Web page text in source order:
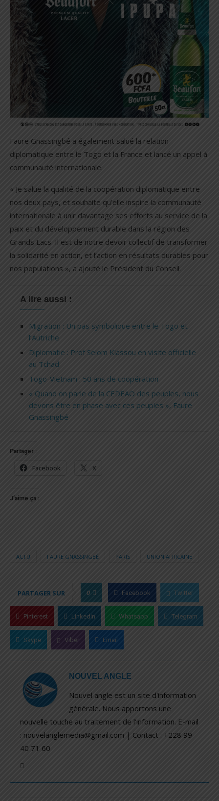
Faure Gnassingbé a également salué la relation
diplomatique entre le Togo et la France et lancé un appel à
communauté internationale.
« Je salue la qualité de la coopération diplomatique entre
nos deux pays, et souhaite qu’elle inspire la communauté
internationale à unir davantage ses efforts au service de la
paix et du développement durable dans la région des
Grands Lacs. Il est de notre devoir collectif de transformer
la solidarité en action, et l’action en résultats durables pour
nos populations », a ajouté le Président du Conseil.
A lire aussi :
Migration : Un pas symbolique entre le Togo et
l’Autriche
Diplomatie : Prof Selom Klassou en visite officielle
au Tchad
Togo-Vietnam : 50 ans de coopération
« Quand on parle de la CEDEAO des peuples, nous
devons être en phase avec ces peuples », Faure
Gnassingbé
Partager :
Facebook X
J’aime ça :
ACTU FAURE GNASSINGBÉ PARIS UNION AFRICAINE
PARTAGER SUR 0 Facebook Twitter
Pinterest Linkedin Whatsapp Telegram
Skype Viber Email
NOUVEL ANGLE
Nouvel angle est un site d'information
générale. Nous apportons une
nouvelle touche au traitement de l'information. E-mail
: nouvelanglemedia@gmail.com | Contact : +228 99
40 71 60